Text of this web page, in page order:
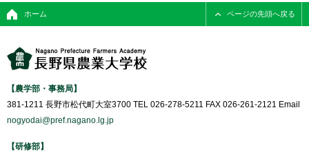
ホーム ページの先頭へ戻る
【農学部・事務局】
381-1211 長野市松代町大室3700 TEL 026-278-5211 FAX 026-261-2121 Email
nogyodai@pref.nagano.lg.jp
【研修部】